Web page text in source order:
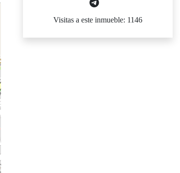
Visitas a este inmueble: 1146